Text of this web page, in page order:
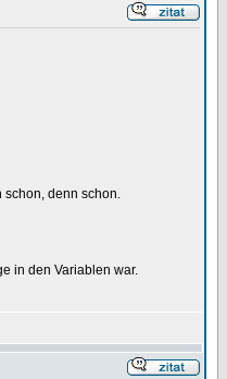
schon, denn schon.
in den Variablen war.